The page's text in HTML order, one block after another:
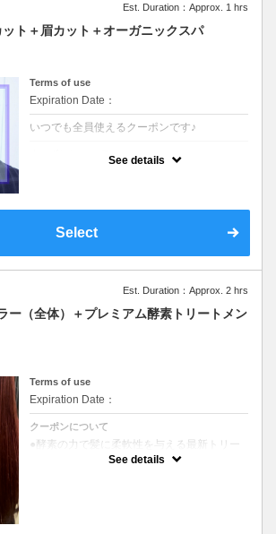
Est. Duration：Approx. 1 hrs
ット＋眉カット＋オーガニックスパ
Terms of use
Expiration Date：
いつでも全員使えるクーポンです♪
気軽なスパです☆
See details
Select
Est. Duration：Approx. 2 hrs
ー（全体）＋プレミアム酵素トリートメン
Terms of use
Expiration Date：
クーポンについて
●酵素の力で髪に柔軟性を与える最新トリー
トメント●ＳＢ込●長さ料金あり《こちらのク
ーポンご利用のお客様のみ》オリジナル酵素
See details